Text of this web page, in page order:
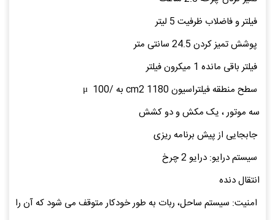
فیلتر و فاضلاب ظرفیت 5 لیتر
پوشش تمیز کردن 24.5 سانتی متر
فیلتر باقی مانده 1 میکرون فیلتر
سطح منطقه فیلتراسیون 1180 cm2 به /μ 100
سه موتور ، یک مکش و دو کشش
جابجایی از پیش برنامه ریزی
سیستم درایو: درایو 2 چرخ
انتقال دنده
امنیت: سیستم ساحل، ربات به طور خودکار متوقف می شود که آن را